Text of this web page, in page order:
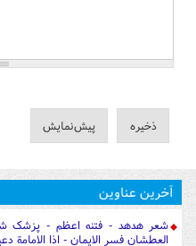
آخرین عناوین
شعر هدهد - فتنه اعظم - پزشک
العطشان فسر الایمان - اذا الامامة